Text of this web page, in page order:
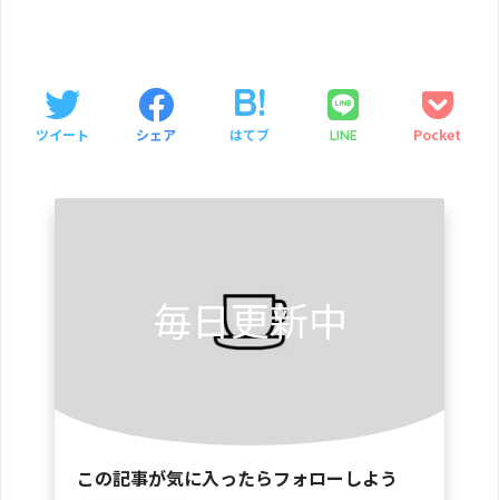
ツイート シェア はてブ LINE Pocket
毎日更新中
この記事が気に入ったらフォローしよう